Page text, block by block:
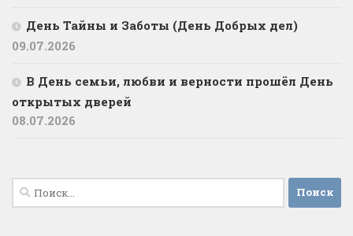
День Тайны и Заботы (День Добрых дел)
09.07.2026
В День семьи, любви и верности прошёл День
открытых дверей
08.07.2026
Найти: